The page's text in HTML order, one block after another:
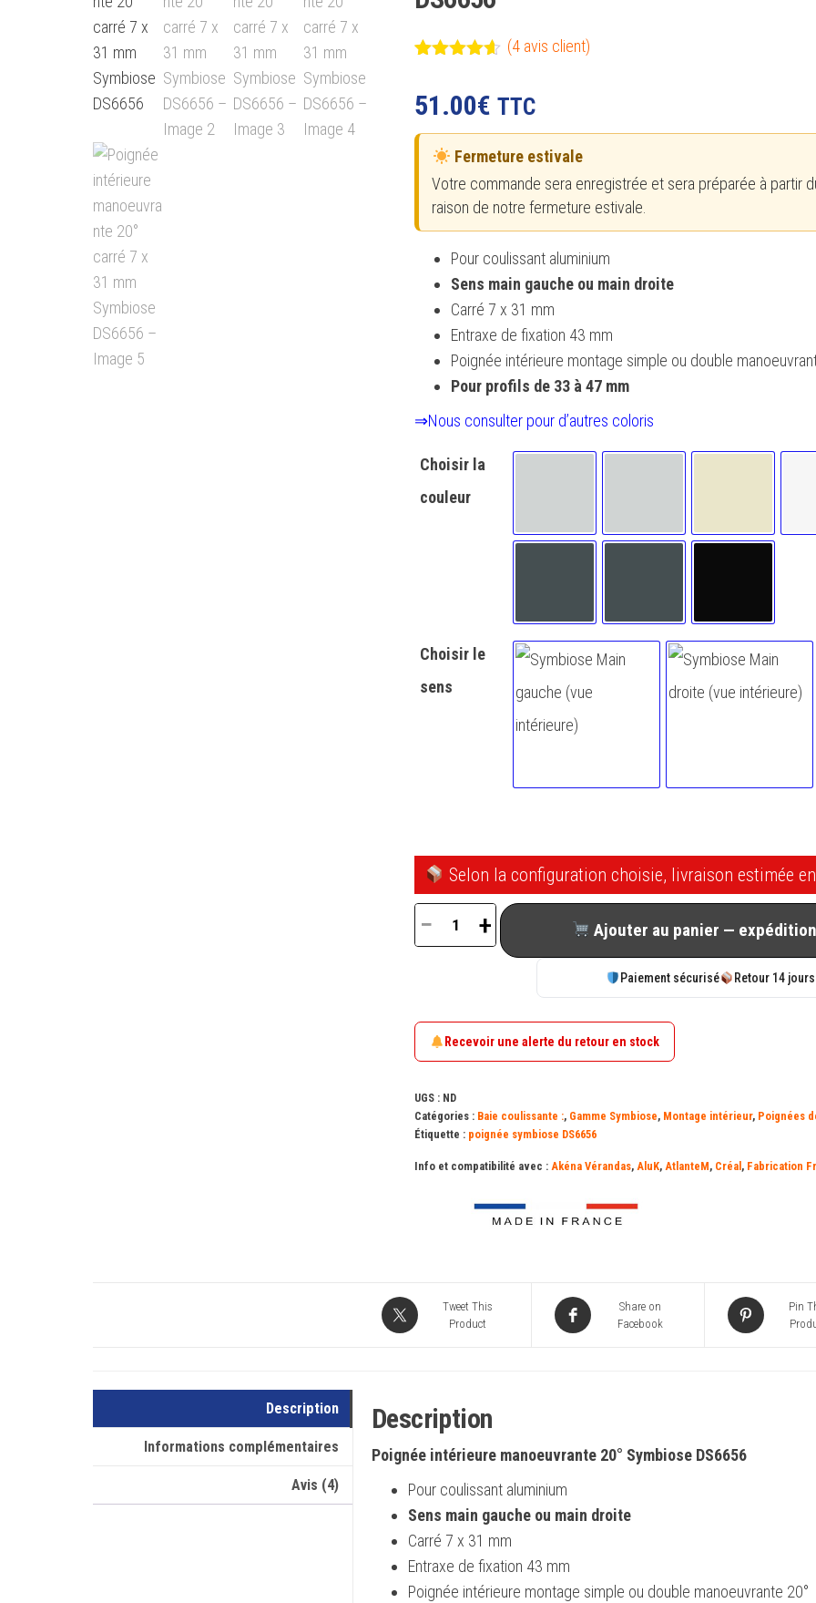
basé sur
notations
client
(4avis client)
51.00€ TTC
Fermeture estivale
Votre commande sera enregistrée et sera préparée à partir
raison de notre fermeture estivale.
Pour coulissant aluminium
Sens main gauche ou main droite
Carré 7 x 31 mm
Entraxe de fixation 43 mm
Poignée intérieure montage simple ou double
Pour profils de 33 à 47 mm
⇒Nous consulter pour d’autres coloris
Choisir la
couleur
Choisir le
sens
Selon la configuration choisie, livraison estimée
quantité
manoeuvrante
20°
carré
7
x
31
− + Ajouter au panier —
Paiement sécurisé Retour 14 jours
Recevoir une alerte du retour en stock
UGS : ND
Catégories : Baie coulissante :, Gamme Symbiose, Montage intérieur, Poignées
Étiquette : poignée symbiose DS6656
Info et compatibilité avec :Akéna Vérandas,AluK,AtlanteM, Créal , Fabrication
Tweet This
Product
Share on
Facebook
Pin
Description
Informations complémentaires
Avis (4)
Description
Poignée intérieure manoeuvrante 20° Symbiose DS6656
Pour coulissant aluminium
Sens main gauche ou main droite
Carré 7 x 31 mm
Entraxe de fixation 43 mm
Poignée intérieure montage simple ou double manoeuvrante 20°